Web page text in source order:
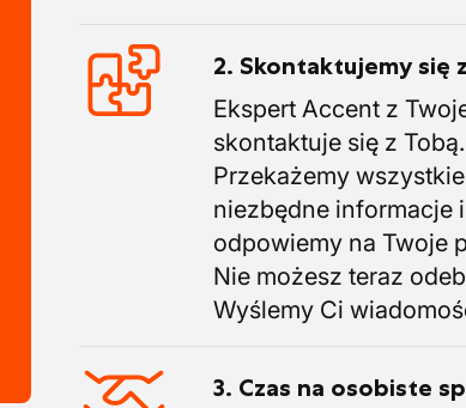
2. Skontaktujemy się
Ekspert Accent z
skontaktuje się z Tobą.
Przekażemy wszystkie
niezbędne informacje i
odpowiemy na Twoje
Nie możesz teraz
Wyślemy Ci
3. Czas na osobiste